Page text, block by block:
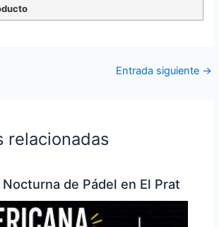
Entrada siguiente →
relacionadas
de Pádel en El Prat